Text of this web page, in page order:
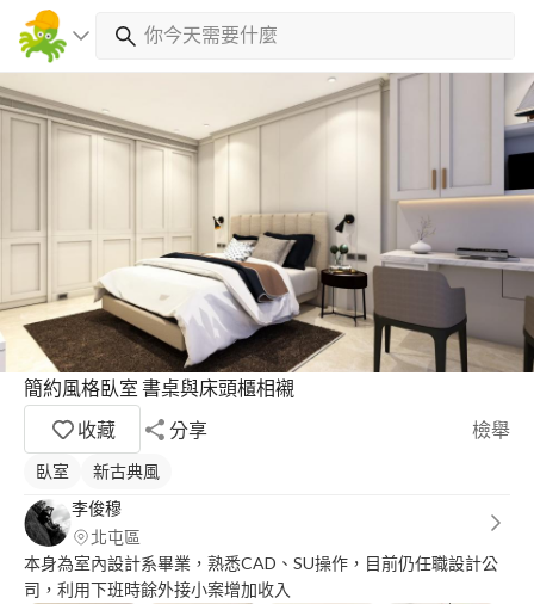
簡約風格臥室 書桌與床頭櫃相襯
收藏
分享 檢舉
臥室
新古典風
李俊穆
北屯區
本身為室內設計系畢業，熟悉CAD、SU操作，目前仍任職設計公
司，利用下班時餘外接小案增加收入